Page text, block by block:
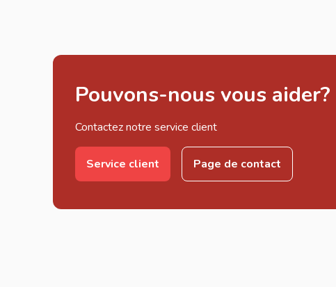
Pouvons-nous vous aider?
Contactez notre service client
Service client Page de contact